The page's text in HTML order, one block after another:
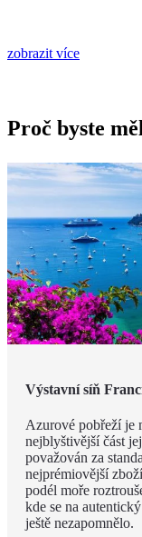
zobrazit více
Proč byste
Výstavní síň
Azurové pobřeží je
nejblyštivější část
považován za
nejprémiovější
podél moře
kde se na
ještě nezapomnělo.